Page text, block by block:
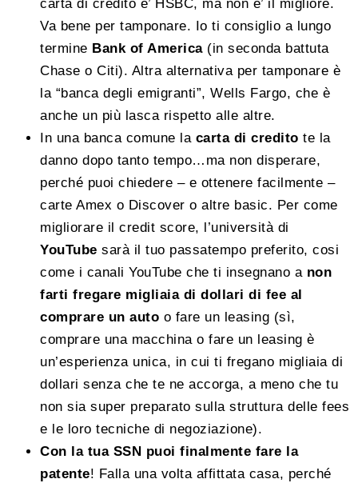
carta di credito e’ HSBC, ma non e’ il migliore.
Va bene per tamponare. Io ti consiglio a lungo
termine Bank of America(in seconda battuta
Chase o Citi). Altra alternativa per tamponare è
la “banca degli emigranti”, Wells Fargo, che è
anche un più lasca rispetto alle altre.
In una banca comune lacarta di credito te la
danno dopo tanto tempo…ma non disperare,
perché puoi chiedere – e ottenere facilmente –
carte Amex o Discover o altre basic. Per come
migliorare il credit score, l’università di
YouTube sarà il tuo passatempo preferito, cosi
come i canali YouTube che ti insegnano a non
farti fregare migliaia di dollari di fee al
comprare un auto o fare un leasing (sì,
comprare una macchina o fare un leasing è
un’esperienza unica, in cui ti fregano migliaia di
dollari senza che te ne accorga, a meno che tu
non sia super preparato sulla struttura delle fees
e le loro tecniche di negoziazione).
Con la tua SSN puoi finalmente fare la
patente! Falla una volta affittata casa, perché